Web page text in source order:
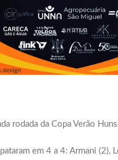
rodada da Copa Verão
em 4 a 4: Armani (2),